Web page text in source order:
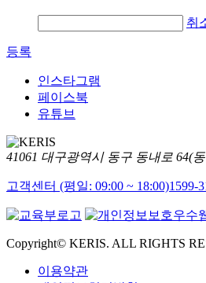
취
등록
인스타그램
페이스북
유튜브
41061 대구광역시 동구 동내로 64(
고객센터 (평일: 09:00 ~ 18:00)1599-
Copyright© KERIS. ALL RIGHTS
이용약관